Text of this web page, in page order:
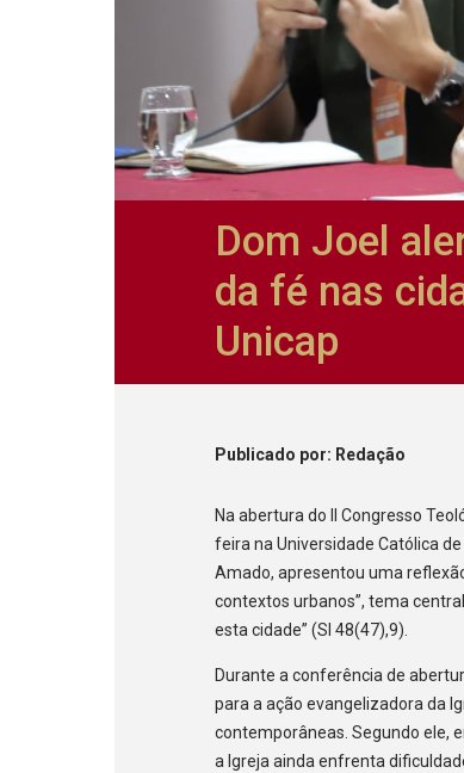
Dom Joel
da fé nas
Unicap
Publicado por: Redação
Na abertura do II Congresso
feira na Universidade Católica
Amado, apresentou uma
contextos urbanos”, tema
esta cidade” (Sl 48(47),9).
Durante a conferência de
para a ação evangelizadora da
contemporâneas. Segundo ele,
a Igreja ainda enfrenta